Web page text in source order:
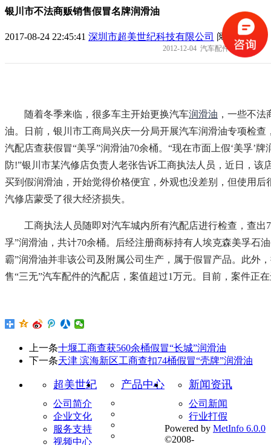
银川市不法商贩销售假冒名牌润滑油
2017-08-24 22:45:41 深圳市超美世纪科技有限公司 阅读
2012-12-04 汽车配件网
随着冬季来临，很多车主开始更换汽车润滑油 ，一些不
油。日前，银川市工商局兴庆一分局开展汽车润滑油专项检查
汽配店查获假冒“美孚”润滑油70余桶。“现在市面上假‘美孚’
防!”银川市某汽修店负责人老张告诉工商执法人员，近日，该
买到假润滑油，开始觉得价格便宜，外观也没差别，但使用后
汽修店蒙受了很大经济损失。
工商执法人员随即对汽车城内所有汽配店进行检查，查出7
孚”润滑油，共计70余桶。后经注册商标持有人埃克森美孚石
霸”润滑油并非该公司及附属公司生产，属于假冒产品。此外
售“三无”汽车配件的汽配店，案值超过1万元。目前，案件正
上一条十堰工商查获560余桶假冒“长城”润滑油
下一条天津 滨海新区工商查扣74桶假冒“壳牌”润滑油
超美世纪
公司简介
企业文化
服务支持
视频中心
产品中心 新闻资讯
公司新闻
行业打假
Powered by MetInfo 6.0.0
©2008-